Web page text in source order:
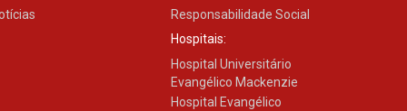
Responsabilidade Social
Hospitais:
Hospital Universitário
Evangélico Mackenzie
Hospital Evangélico